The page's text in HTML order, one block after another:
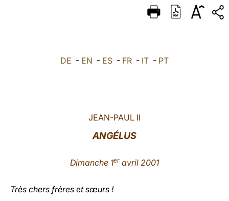
DEUTSCH
العربيّة DE - EN - ES - FR - IT - PT
JEAN-PAUL II
ANGÉLUS
Dimanche 1er avril 2001
Très chers frères et sœurs !